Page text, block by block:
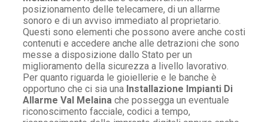
posizionamento delle telecamere, di un allarme
sonoro e di un avviso immediato al proprietario.
Questi sono elementi che possono avere anche costi
contenuti e accedere anche alle detrazioni che sono
messe a disposizione dallo Stato per un
miglioramento della sicurezza a livello lavorativo.
Per quanto riguarda le gioiellerie e le banche è
opportuno che ci sia una Installazione Impianti Di
Allarme Val Melaina che possegga un eventuale
riconoscimento facciale, codici a tempo,